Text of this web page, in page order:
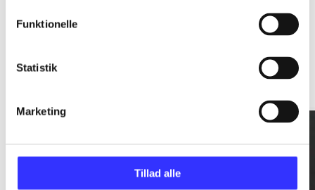
Funktionelle
Statistik
Marketing
Tillad alle